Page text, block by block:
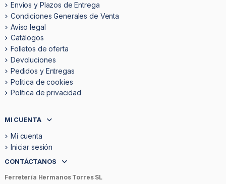
Envíos y Plazos de Entrega
Condiciones Generales de Venta
Aviso legal
Catálogos
Folletos de oferta
Devoluciones
Pedidos y Entregas
Politica de cookies
Política de privacidad
MI CUENTA
Mi cuenta
Iniciar sesión
CONTÁCTANOS
Ferretería Hermanos Torres SL